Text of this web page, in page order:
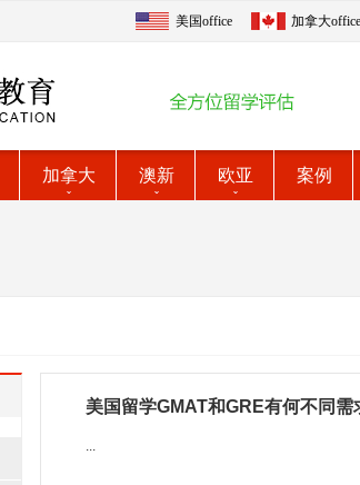
美国office 加拿大office
加拿大 澳新 欧亚 案例
美国留学GMAT和GRE有何不同需
...